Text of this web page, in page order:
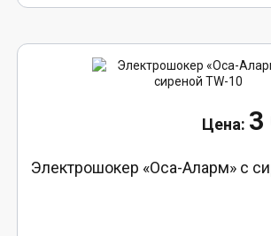
3
Электрошокер «Оса-Аларм» с